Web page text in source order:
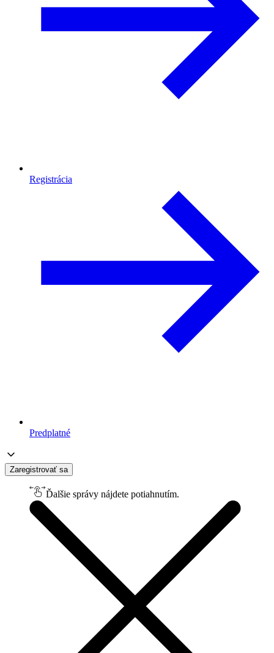
Registrácia
Predplatné
Zaregistrovať sa
Ďalšie správy nájdete potiahnutím.